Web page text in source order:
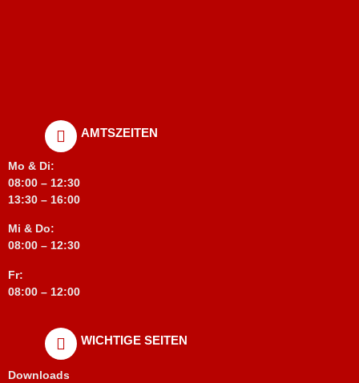
AMTSZEITEN
Mo & Di:
08:00 – 12:30
13:30 – 16:00
Mi & Do:
08:00 – 12:30
Fr:
08:00 – 12:00
WICHTIGE SEITEN
Downloads